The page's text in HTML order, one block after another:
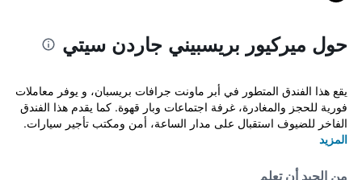
حول ميركيور بريسبيني جاردن سيتي
يقع هذا الفندق المتطور في أبر ماونت جرافات بريسبان، و يوفر معاملات
فورية للحجز والمغادرة، غرفة اجتماعات وبار قهوة. كما يقدم هذا الفندق
الفاخر للضيوف استقبال على مدار الساعة، أمن ومكتب تأجير سيارات.
المزيد
من الجيد أن تعلم